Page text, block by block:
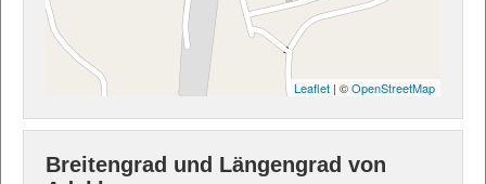
Leaflet | ©OpenStreetMap
Breitengrad und Längengrad von